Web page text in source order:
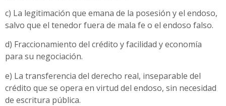
c) La legitimación que emana de la posesión y el endoso,
salvo que el tenedor fuera de mala fe o el endoso falso.
d) Fraccionamiento del crédito y facilidad y economía
para su negociación.
e) La transferencia del derecho real, inseparable del
crédito que se opera en virtud del endoso, sin necesidad
de escritura pública.